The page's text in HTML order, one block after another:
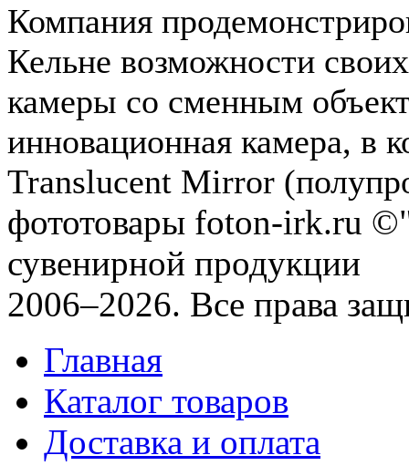
Компания
Кельне возможности
камеры со сменным
инновационная камера, в
Translucent Mirror
фототовары foton-irk.ru
сувенирной продукции
2006–2026. Все права
Главная
Каталог товаров
Доставка и оплата